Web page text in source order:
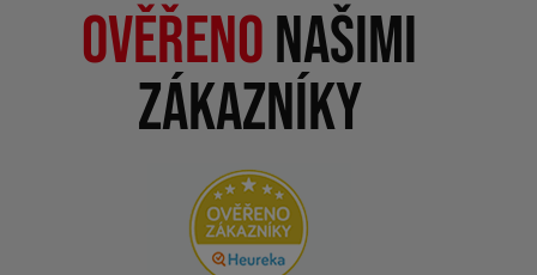
Ověřenonašimi
zákazníky